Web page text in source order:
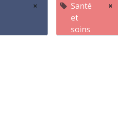
×
Santé
et
soins
×